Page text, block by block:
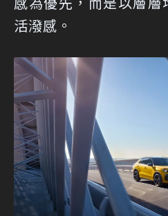
活潑感。